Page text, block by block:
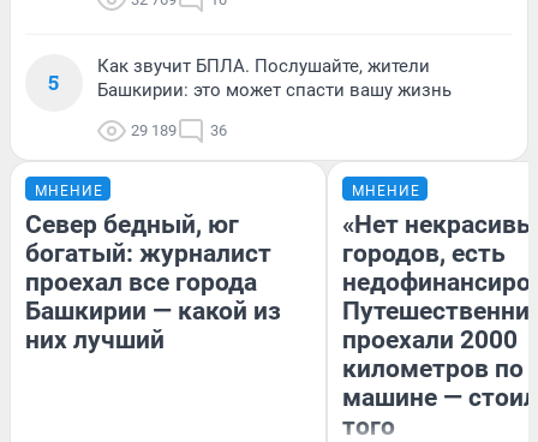
5
Как звучит БПЛА. Послушайте, жители
Башкирии: это может спасти вашу жизнь
29 189 36
МНЕНИЕ
Север бедный, юг
богатый: журналист
проехал все города
Башкирии — какой из
них лучший
МНЕНИЕ
«Нет
городов, есть
проехали 2000
километров по
машине —
того